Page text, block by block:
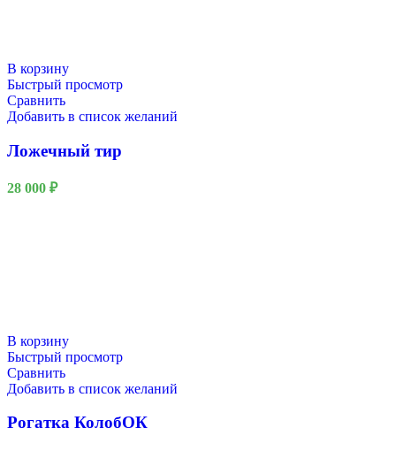
В корзину
Быстрый просмотр
Сравнить
Добавить в список желаний
Ложечный тир
28 000 ₽
В корзину
Быстрый просмотр
Сравнить
Добавить в список желаний
Рогатка КолобОК